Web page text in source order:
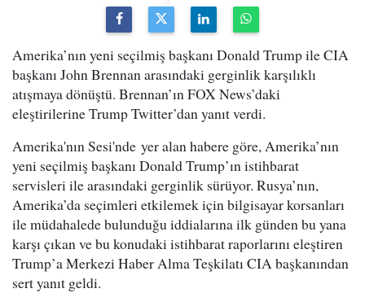
Amerika’nın yeni seçilmiş başkanı Donald Trump ile CIA
başkanı John Brennan arasındaki gerginlik karşılıklı
atışmaya dönüştü. Brennan’ın FOX News’daki
eleştirilerine Trump Twitter’dan yanıt verdi.
Amerika'nın Sesi'nde yer alan habere göre, Amerika’nın
yeni seçilmiş başkanı Donald Trump’ın istihbarat
servisleri ile arasındaki gerginlik sürüyor. Rusya’nın,
Amerika’da seçimleri etkilemek için bilgisayar korsanları
ile müdahalede bulunduğu iddialarına ilk günden bu yana
karşı çıkan ve bu konudaki istihbarat raporlarını eleştiren
Trump’a Merkezi Haber Alma Teşkilatı CIA başkanından
sert yanıt geldi.